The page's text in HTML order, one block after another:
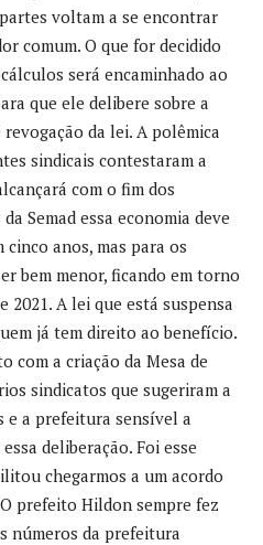
voltam a se encontrar
comum. O que for decidido
será encaminhado ao
que ele delibere sobre a
da lei. A polêmica
sindicais contestaram a
com o fim dos
Semad essa economia deve
cinco anos, mas para os
bem menor, ficando em torno
2021. A lei que está suspensa
já tem direito ao benefício.
com a criação da Mesa de
sindicatos que sugeriram a
e a prefeitura sensível a
deliberação. Foi esse
chegarmos a um acordo
prefeito Hildon sempre fez
números da prefeitura